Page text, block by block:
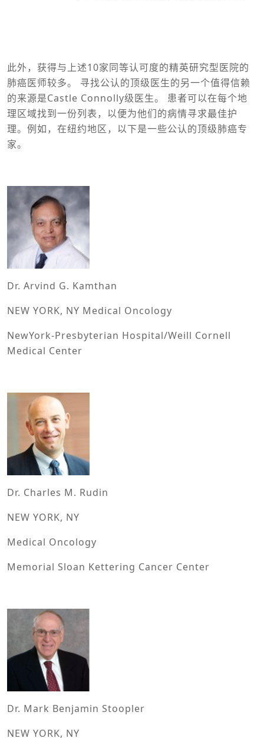
此外，获得与上述10家同等认可度的精英研究型医院的
肺癌医师较多。 寻找公认的顶级医生的另一个值得信赖
的来源是Castle Connolly级医生。 患者可以在每个地
理区域找到一份列表，以便为他们的病情寻求最佳护
理。例如，在纽约地区，以下是一些公认的顶级肺癌专
家。
Dr. Arvind G. Kamthan
NEW YORK, NY Medical Oncology
NewYork-Presbyterian Hospital/Weill Cornell
Medical Center
Dr. Charles M. Rudin
NEW YORK, NY
Medical Oncology
Memorial Sloan Kettering Cancer Center
Dr. Mark Benjamin Stoopler
NEW YORK, NY